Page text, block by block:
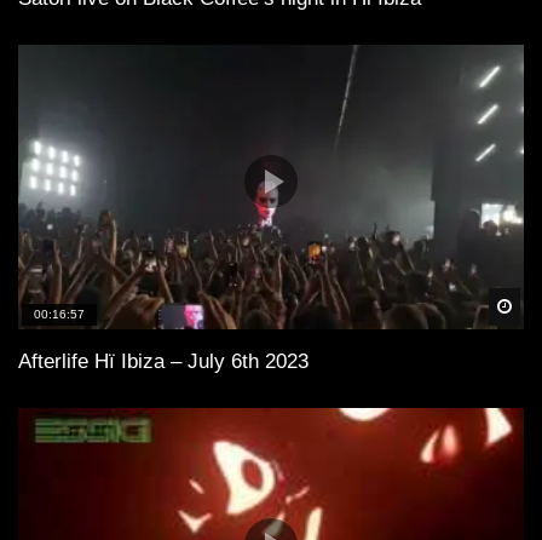
00:16:57
Afterlife Hï Ibiza – July 6th 2023